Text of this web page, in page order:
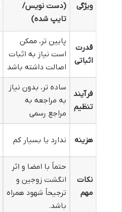
ویژگی
(دست نویس/
تایپ شده)
قدرت
اثباتی
پایین تر، ممکن
است نیاز به اثبات
اصالت داشته باشد
فرآیند
تنظیم
ساده تر، بدون نیاز
به مراجعه به
مراجع رسمی
هزینه ندارد یا بسیار کم
نکات
مهم
حتماً با امضا و اثر
انگشت زوجین و
ترجیحاً شهود همراه
باشد.